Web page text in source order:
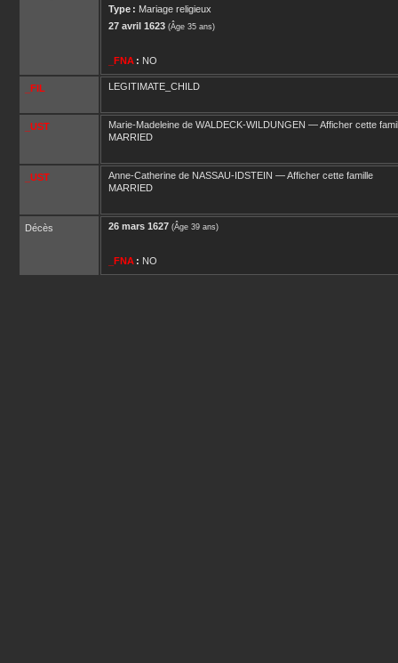
Type : Mariage religieux
27 avril 1623 (Âge 35 ans)
_FNA : NO
_FIL LEGITIMATE_CHILD
_UST Marie-Madeleine de WALDECK-WILDUNGEN —Afficher cette
MARRIED
_UST Anne-Catherine de NASSAU-IDSTEIN —Afficher cette famille
MARRIED
Décès 26 mars 1627 (Âge 39 ans)
_FNA : NO